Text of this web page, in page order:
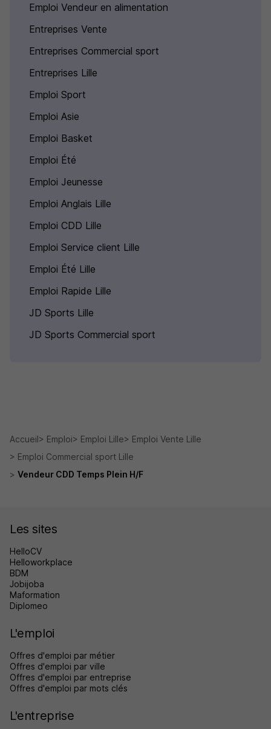
Emploi Vendeur en alimentation
Entreprises Vente
Entreprises Commercial sport
Entreprises Lille
Emploi Sport
Emploi Asie
Emploi Basket
Emploi Été
Emploi Jeunesse
Emploi Anglais Lille
Emploi CDD Lille
Emploi Service client Lille
Emploi Été Lille
Emploi Rapide Lille
JD Sports Lille
JD Sports Commercial sport
Accueil Emploi Emploi Lille
Emploi Vente Lille
Emploi Commercial sport Lille
Vendeur CDD Temps Plein H/F
Les sites
HelloCV
Helloworkplace
BDM
Jobijoba
Maformation
Diplomeo
L'emploi
Offres d'emploi par métier
Offres d'emploi par ville
Offres d'emploi par entreprise
Offres d'emploi par mots clés
L'entreprise